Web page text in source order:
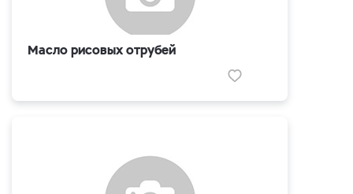
Масло рисовых отрубей